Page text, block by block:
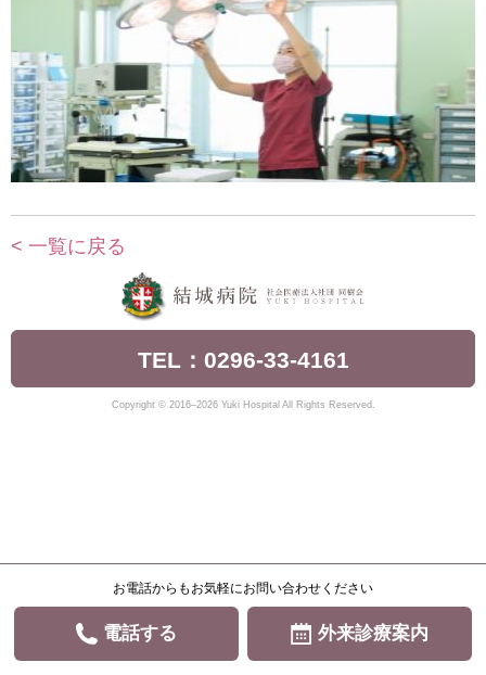
< 一覧に戻る
TEL：0296-33-4161
Copyright © 2016–2026 Yuki Hospital All Rights Reserved.
お電話からもお気軽にお問い合わせください
電話する 外来診療案内